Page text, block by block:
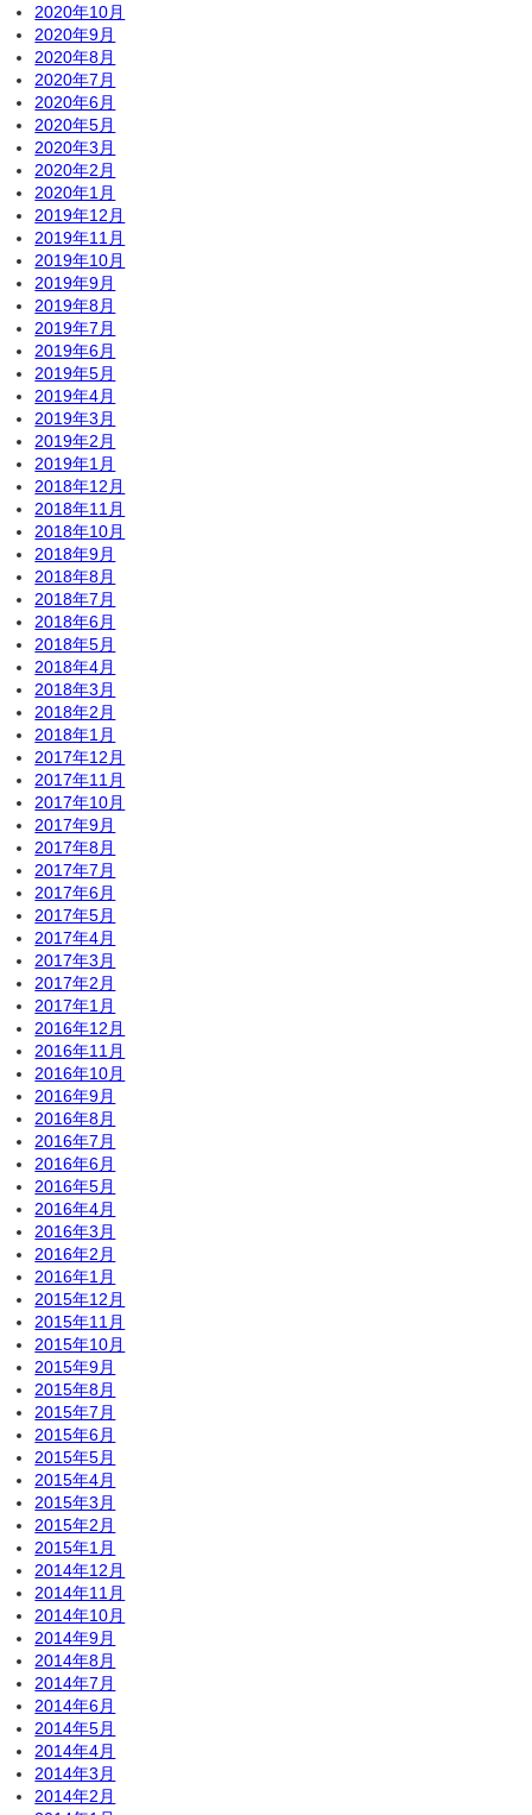
2020年10月
2020年9月
2020年8月
2020年7月
2020年6月
2020年5月
2020年3月
2020年2月
2020年1月
2019年12月
2019年11月
2019年10月
2019年9月
2019年8月
2019年7月
2019年6月
2019年5月
2019年4月
2019年3月
2019年2月
2019年1月
2018年12月
2018年11月
2018年10月
2018年9月
2018年8月
2018年7月
2018年6月
2018年5月
2018年4月
2018年3月
2018年2月
2018年1月
2017年12月
2017年11月
2017年10月
2017年9月
2017年8月
2017年7月
2017年6月
2017年5月
2017年4月
2017年3月
2017年2月
2017年1月
2016年12月
2016年11月
2016年10月
2016年9月
2016年8月
2016年7月
2016年6月
2016年5月
2016年4月
2016年3月
2016年2月
2016年1月
2015年12月
2015年11月
2015年10月
2015年9月
2015年8月
2015年7月
2015年6月
2015年5月
2015年4月
2015年3月
2015年2月
2015年1月
2014年12月
2014年11月
2014年10月
2014年9月
2014年8月
2014年7月
2014年6月
2014年5月
2014年4月
2014年3月
2014年2月